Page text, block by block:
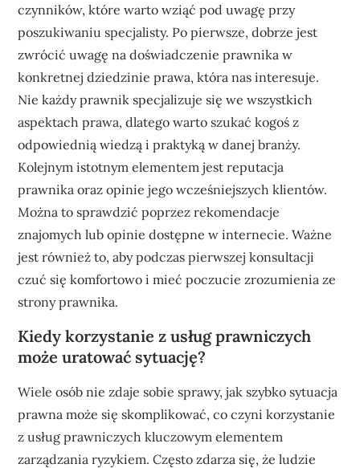
czynników, które warto wziąć pod uwagę przy
poszukiwaniu specjalisty. Po pierwsze, dobrze jest
zwrócić uwagę na doświadczenie prawnika w
konkretnej dziedzinie prawa, która nas interesuje.
Nie każdy prawnik specjalizuje się we wszystkich
aspektach prawa, dlatego warto szukać kogoś z
odpowiednią wiedzą i praktyką w danej branży.
Kolejnym istotnym elementem jest reputacja
prawnika oraz opinie jego wcześniejszych klientów.
Można to sprawdzić poprzez rekomendacje
znajomych lub opinie dostępne w internecie. Ważne
jest również to, aby podczas pierwszej konsultacji
czuć się komfortowo i mieć poczucie zrozumienia ze
strony prawnika.
Kiedy korzystanie z usług prawniczych
może uratować sytuację?
Wiele osób nie zdaje sobie sprawy, jak szybko sytuacja
prawna może się skomplikować, co czyni korzystanie
z usług prawniczych kluczowym elementem
zarządzania ryzykiem. Często zdarza się, że ludzie